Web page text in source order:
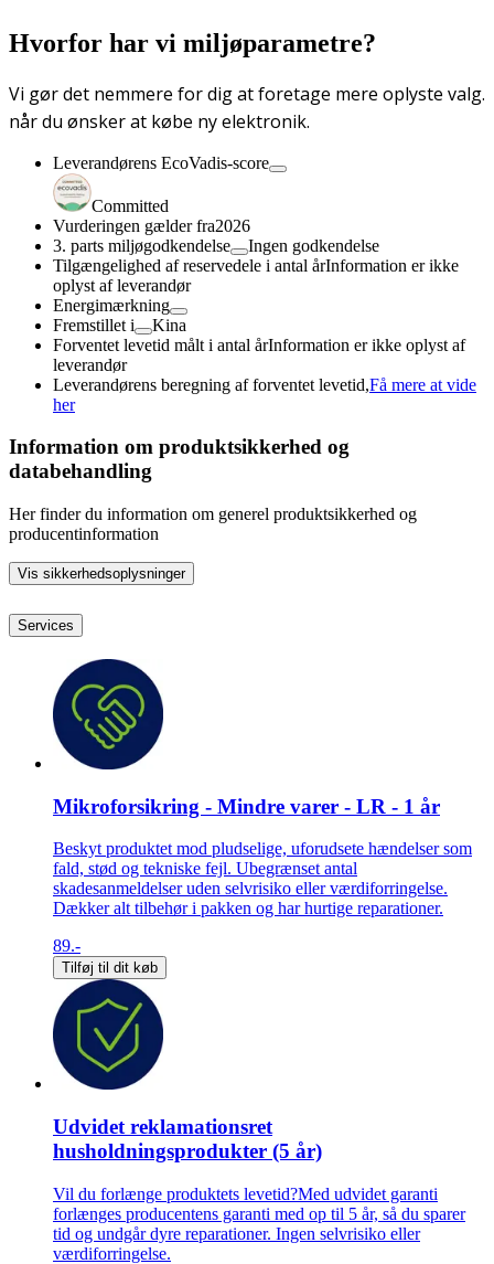
Hvorfor har vi miljøparametre?
Vi gør det nemmere for dig at foretage mere oplyste valg.
når du ønsker at købe ny elektronik.
Leverandørens EcoVadis-score
Committed
Vurderingen gælder fra2026
3. parts miljøgodkendelse
Ingen godkendelse
Tilgængelighed af reservedele i antal årInformation er ikke
oplyst af leverandør
Energimærkning
Fremstillet i
Kina
Forventet levetid målt i antal årInformation er ikke oplyst af
leverandør
Leverandørens beregning af forventet levetid,Få mere at vide
her
Information om produktsikkerhed og
databehandling
Her finder du information om generel produktsikkerhed og
producentinformation
Vis sikkerhedsoplysninger
Services
Mikroforsikring - Mindre varer - LR - 1 år
Beskyt produktet mod pludselige, uforudsete hændelser som
fald, stød og tekniske fejl. Ubegrænset antal
skadesanmeldelser uden selvrisiko eller værdiforringelse.
Dækker alt tilbehør i pakken og har hurtige reparationer.
89.-
Tilføj til dit køb
Udvidet reklamationsret
husholdningsprodukter (5 år)
Vil du forlænge produktets levetid?Med udvidet garanti
forlænges producentens garanti med op til 5 år, så du sparer
tid og undgår dyre reparationer. Ingen selvrisiko eller
værdiforringelse.